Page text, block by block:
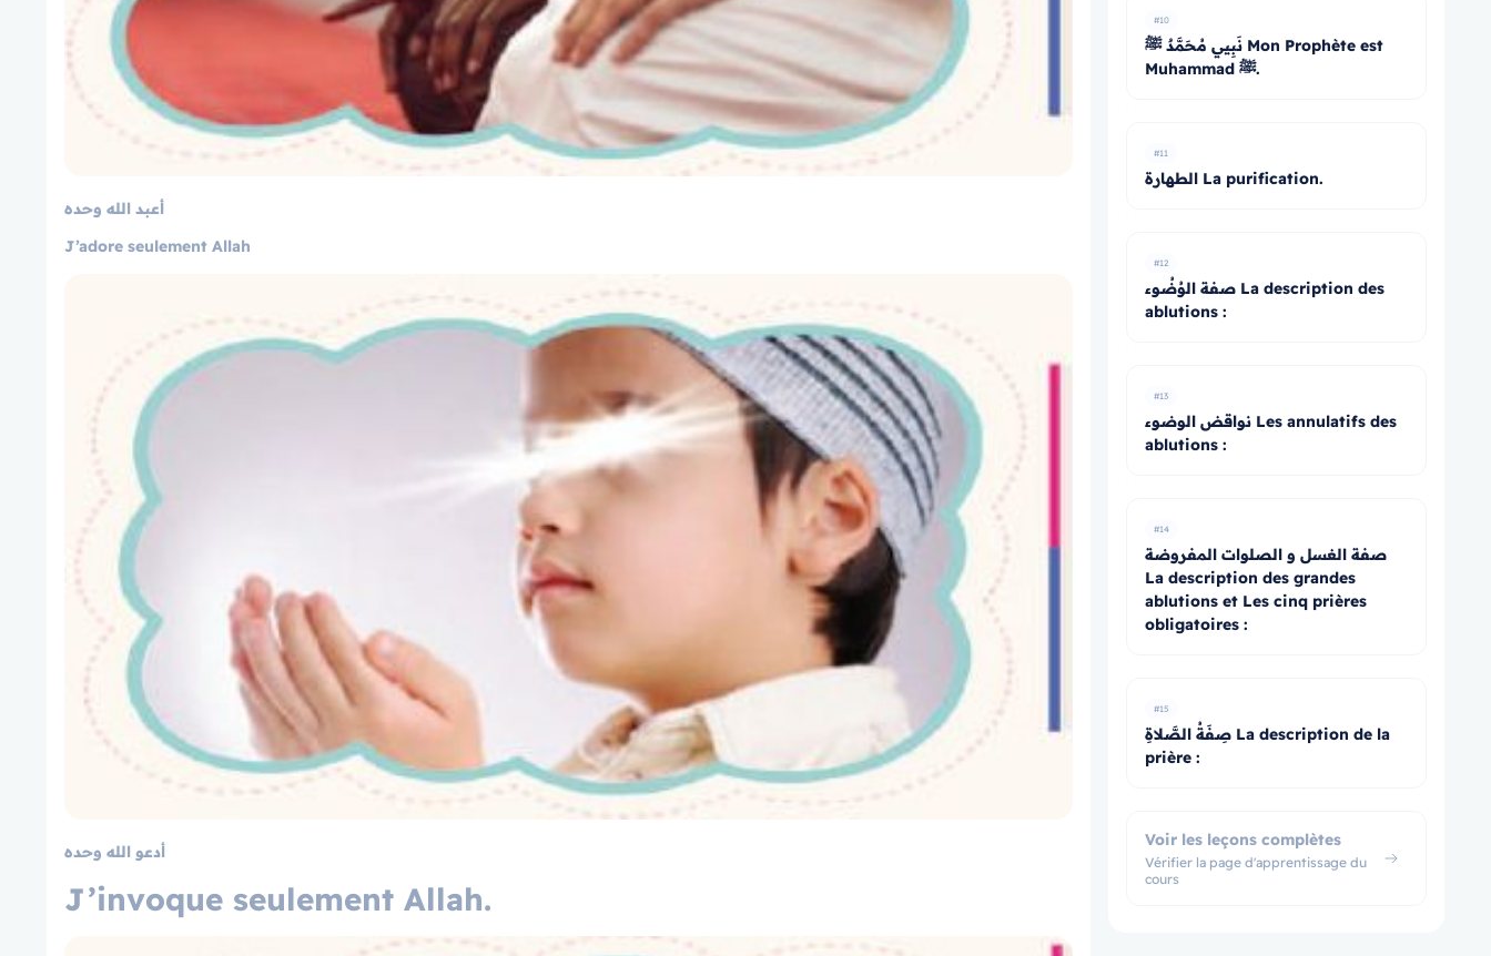
أعبد الله وحده
J’adore seulement Allah
أدعو الله وحده
J’invoque seulement Allah.
#10
نَبِيي مُحَمَّدٌ ﷺ Mon Prophète est
Muhammad ﷺ.
#11
الطهارة La purification.
#12
صفة الوُضُوء La description des
ablutions :
#13
نواقض الوضوء Les annulatifs des
ablutions :
#14
صفة الغسل و الصلوات المفروضة
La description des grandes
ablutions et Les cinq prières
obligatoires :
#15
صِفَةُ الصَّلاةِ La description de la
prière :
Voir les leçons complètes
Vérifier la page d'apprentissage du
cours